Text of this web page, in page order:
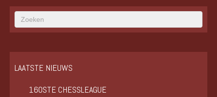
LAATSTE NIEUWS
160STE CHESSLEAGUE